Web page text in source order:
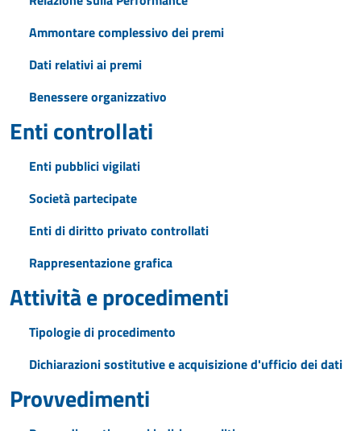
Ammontare complessivo dei premi
Dati relativi ai premi
Benessere organizzativo
Enti controllati
Enti pubblici vigilati
Società partecipate
Enti di diritto privato controllati
Rappresentazione grafica
Attività e procedimenti
Tipologie di procedimento
Dichiarazioni sostitutive e acquisizione d'ufficio dei dati
Provvedimenti